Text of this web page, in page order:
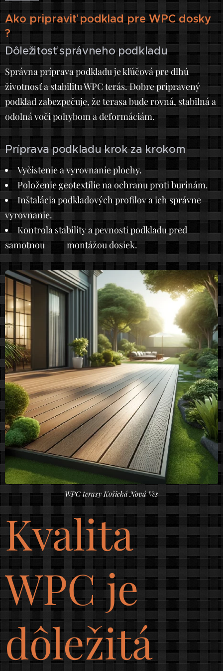
Ako pripraviť podklad pre WPC dosky
?
Dôležitosť správneho podkladu
Správna príprava podkladu je kľúčová pre dlhú
životnosť a stabilitu WPC terás. Dobre pripravený
podklad zabezpečuje, že terasa bude rovná, stabilná a
odolná voči pohybom a deformáciám.
Príprava podkladu krok za krokom
Vyčistenie a vyrovnanie plochy.
Položenie geotextílie na ochranu proti burinám.
Inštalácia podkladových profilov a ich správne
vyrovnanie.
Kontrola stability a pevnosti podkladu pred
samotnou montážou dosiek.
WPC terasy Košická Nová Ves
Kvalita
WPC je
dôležitá